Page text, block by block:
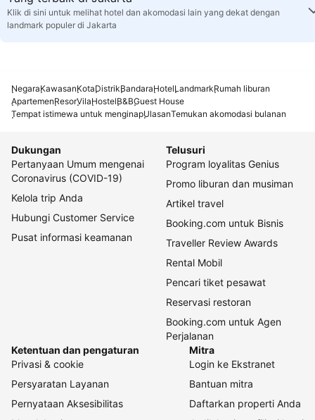
Klik di sini untuk melihat hotel dan akomodasi lain yang dekat dengan
landmark populer di Jakarta
NegaraKawasanKotaDistrikBandaraHotelLandmarkRumah liburan
ApartemenResorVilaHostelB&BGuest House
Tempat istimewa untuk menginapUlasanTemukan akomodasi bulanan
Dukungan
Pertanyaan Umum mengenai
Coronavirus (COVID-19)
Kelola trip Anda
Hubungi Customer Service
Pusat informasi keamanan
Telusuri
Program loyalitas Genius
Promo liburan dan musiman
Artikel travel
Booking.com untuk Bisnis
Traveller Review Awards
Rental Mobil
Pencari tiket pesawat
Reservasi restoran
Booking.com untuk Agen
Perjalanan
Ketentuan dan pengaturan
Privasi & cookie
Persyaratan Layanan
Pernyataan Aksesibilitas
Mitra
Login ke Ekstranet
Bantuan mitra
Daftarkan properti Anda